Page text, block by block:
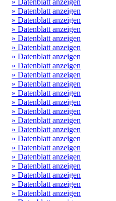
» Datenblatt anzeigen
» Datenblatt anzeigen
» Datenblatt anzeigen
» Datenblatt anzeigen
» Datenblatt anzeigen
» Datenblatt anzeigen
» Datenblatt anzeigen
» Datenblatt anzeigen
» Datenblatt anzeigen
» Datenblatt anzeigen
» Datenblatt anzeigen
» Datenblatt anzeigen
» Datenblatt anzeigen
» Datenblatt anzeigen
» Datenblatt anzeigen
» Datenblatt anzeigen
» Datenblatt anzeigen
» Datenblatt anzeigen
» Datenblatt anzeigen
» Datenblatt anzeigen
» Datenblatt anzeigen
» Datenblatt anzeigen